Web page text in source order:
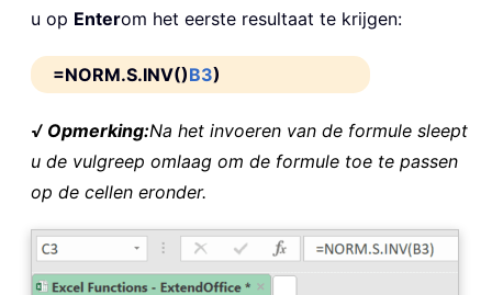
u op Enterom het eerste resultaat te krijgen:
=NORM.S.INV()B3)
√ Opmerking:Na het invoeren van de formule sleept
u de vulgreep omlaag om de formule toe te passen
op de cellen eronder.